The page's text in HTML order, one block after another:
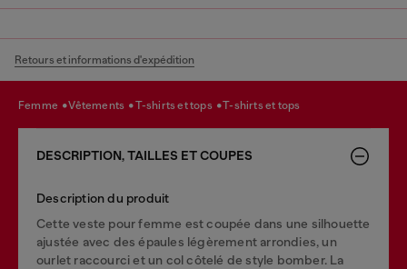
Retours et informations d'expédition
femme vêtements t-shirts et tops t-shirts et tops
DESCRIPTION, TAILLES ET COUPES
Description du produit
Cette veste pour femme est coupée dans une silhouette
ajustée avec des épaules légèrement arrondies, un
ourlet raccourci et un col côtelé de style bomber. La